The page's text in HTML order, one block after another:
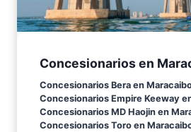
Concesionarios en
Concesionarios Bera en
Concesionarios Empire Keeway
Concesionarios MD Haojin en
Concesionarios Toro en